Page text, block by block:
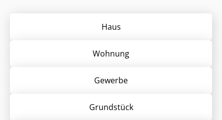
Haus
Wohnung
Gewerbe
Grund­stück